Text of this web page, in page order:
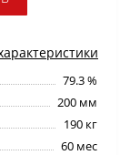
79.3 %
200 мм
190 кг
60 мес